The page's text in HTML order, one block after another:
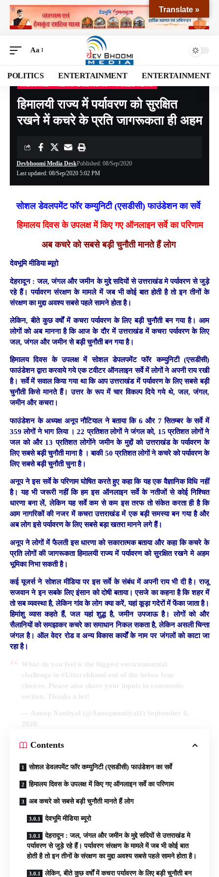
Aa
POLITICS ENTERTAINMENT ENTERTAINMENT
Devbhoomi Media>Blog>NATIONAL>हिमालयी राज्य में पर्यावरण को सुरक्षित रखने में कचरे के प्रति जागरूकता ही अहम
हिमालयी राज्य में पर्यावरण को सुरक्षित
रखने में कचरे के प्रति जागरूकता ही अहम
Last updated: 08/Sep/2020 5:02 PM
Devbhoomi Media DeskPublished: 08/Sep/2020
सोशल डेवलपमेंट फॉर कम्युनिटी (एसडीसी) फाउंडेशन का सर्वे
हिमालय दिवस के उपलक्ष में किए गए ऑनलाइन सर्वे का परिणाम
अब कचरे को सबसे बड़ी चुनौती मानते हैं लोग
देवभूमि मीडिया ब्यूरो
देहरादून : जल, जंगल और जमीन के मुद्दे सदियों से उत्तराखंड मे पर्यावरण से जुड़े
रहे हैं। पर्यावरण संरक्षण के मामले में जब भी कोई बात होती है तो इन तीनों के
संरक्षण का मुद्दा अवश्य सबसे पहले सामने होता है।
लेकिन, बीते कुछ वर्षों में कचरा पर्यावरण के लिए बड़ी चुनौती बन गया है। आम
लोगों को अब मानना है कि आज के दौर में उत्तराखंड में कचरा पर्यावरण के लिए
जल, जंगल और जमीन से बड़ी चुनौती बन गया है।
हिमालय दिवस के उपलक्ष में सोशल डेपलपमेंट फॉर कम्युनिटी (एसडीसी)
फाउंडेशन द्वारा करवाये गये एक टवीटर ऑनलाइन सर्वे में लोगों ने अपनी राय रखी
है। सर्वे में सवाल किया गया था कि आप उत्तराखंड में पर्यावरण के लिए सबसे बड़ी
चुनौती किसे मानते हैं। उत्तर के रूप में चार विकल्प दिये गये थे, जल, जंगल,
जमीन और कचरा।
फाउंडेशन के अध्यक्ष अनूप नौटियाल ने बताया कि 6 और 7 सितम्बर के सर्वे में
359 लोगों ने भाग लिया । 22 प्रतिशत लोगों ने जंगल को, 15 प्रतिशत लोगों ने
जल को और 13 प्रतिशत लोगोंने जमीन के मुद्दों को उत्तराखंड के पर्यावरण के
लिए सबसे बड़ी चुनौती माना है । बाकी 50 प्रतिशत लोगों ने कचरे को पर्यावरण के
लिए सबसे बड़ी चुनौती चुना है।
अनूप ने इस सर्वे के परिणाम घोषित करते हुए कहा कि यह एक वैज्ञानिक विधि नहीं
है। यह भी जरूरी नहीं कि हम इस ऑनलाइन सर्वे के नतीजों से कोई निश्चित
धारणा बना लें, लेकिन यह सर्वे कम से कम इस तरफ तो संकेत करता ही है कि
आम नागरिकों की नजर में कचरा उत्तराखंड में एक बड़ी समस्या बन गया है और
अब लोग इसे पर्यावरण के लिए सबसे बड़ा खतरा मानने लगे हैं।
अनूप ने लोगों में फैलती इस धारणा को सकारात्मक बताया और कहा कि कचरे के
प्रति लोगों की जागरूकता हिमालयी राज्य में पर्यावरण को सुरक्षित रखने मे अहम
भूमिका निभा सकती है।
कई यूजर्स ने सोशल मीडिया पर इस सर्वे के संबंध में अपनी राय भी दी है। राजू
सजवान ने इन सबके लिए इंसान को दोषी बताया। एसजे का कहना है कि शहर में
तो सब व्यवस्था है, लेकिन गांव के लोग क्या करें, यहां कूड़ा गदेरों में फेंका जाता है।
हिमांशु व्यास कहते हैं, जल यहां शुद्ध है, जमीन उपजाऊ है। लोगों को और
सैलानियों को समझाकर कचरे का समाधान निकल सकता है, लेकिन असली चिन्ता
जंगल है। ऑल वेदर रोड व अन्य विकास कार्यों के नाम पर जंगलों को काटा जा
रहा है।
What do you feel is the biggest environmental
challenge in #Uttarakhand out of the below four
choices. Please also share your inputs in comments
section. Thanks a lot!
— Anoop Nautiyal (@Anoopnautiyal1) September 6,
2020
Contents
सोशल डेवलपमेंट फॉर कम्युनिटी (एसडीसी) फाउंडेशन का सर्वे
हिमालय दिवस के उपलक्ष में किए गए ऑनलाइन सर्वे का परिणाम
अब कचरे को सबसे बड़ी चुनौती मानते हैं लोग
देवभूमि मीडिया ब्यूरो
देहरादून : जल, जंगल और जमीन के मुद्दे सदियों से उत्तराखंड मे
पर्यावरण से जुड़े रहे हैं। पर्यावरण संरक्षण के मामले में जब भी कोई बात
होती है तो इन तीनों के संरक्षण का मुद्दा अवश्य सबसे पहले सामने होता है।
लेकिन, बीते कुछ वर्षों में कचरा पर्यावरण के लिए बड़ी चुनौती बन
Translate »